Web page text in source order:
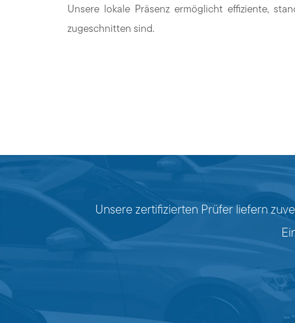
Unsere lokale Präsenz ermöglicht effiziente,
zugeschnitten sind.
Unsere zertifizierten Prüfer liefern